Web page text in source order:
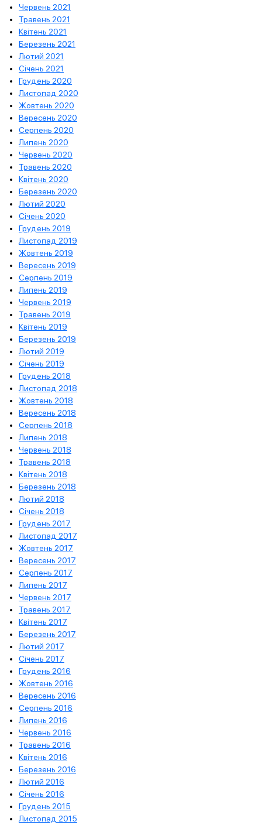
Червень 2021
Травень 2021
Квітень 2021
Березень 2021
Лютий 2021
Січень 2021
Грудень 2020
Листопад 2020
Жовтень 2020
Вересень 2020
Серпень 2020
Липень 2020
Червень 2020
Травень 2020
Квітень 2020
Березень 2020
Лютий 2020
Січень 2020
Грудень 2019
Листопад 2019
Жовтень 2019
Вересень 2019
Серпень 2019
Липень 2019
Червень 2019
Травень 2019
Квітень 2019
Березень 2019
Лютий 2019
Січень 2019
Грудень 2018
Листопад 2018
Жовтень 2018
Вересень 2018
Серпень 2018
Липень 2018
Червень 2018
Травень 2018
Квітень 2018
Березень 2018
Лютий 2018
Січень 2018
Грудень 2017
Листопад 2017
Жовтень 2017
Вересень 2017
Серпень 2017
Липень 2017
Червень 2017
Травень 2017
Квітень 2017
Березень 2017
Лютий 2017
Січень 2017
Грудень 2016
Жовтень 2016
Вересень 2016
Серпень 2016
Липень 2016
Червень 2016
Травень 2016
Квітень 2016
Березень 2016
Лютий 2016
Січень 2016
Грудень 2015
Листопад 2015